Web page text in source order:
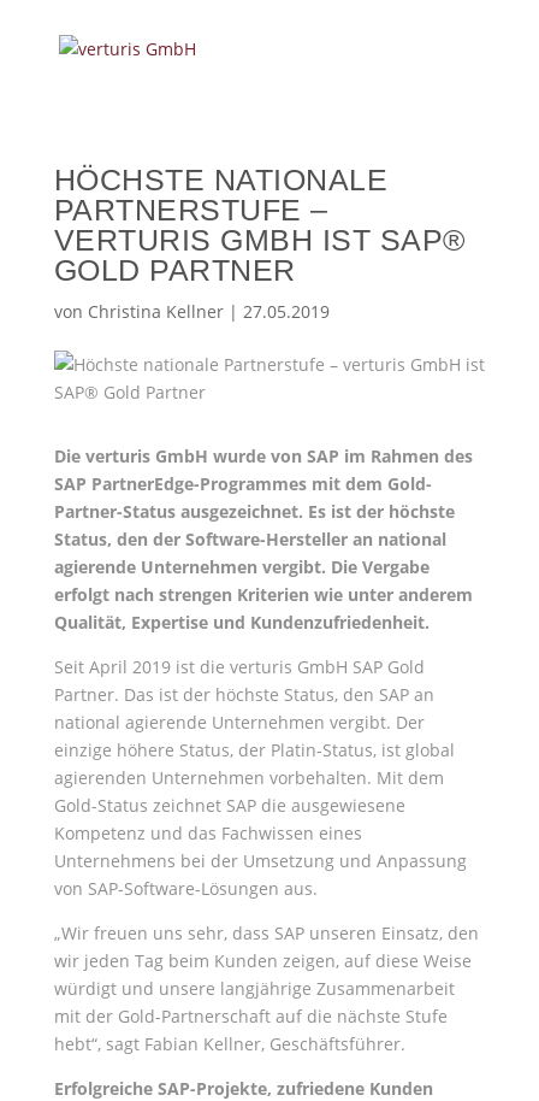
HÖCHSTE NATIONALE
PARTNERSTUFE –
VERTURIS GMBH IST SAP®
GOLD PARTNER
von Christina Kellner| 27.05.2019
Die verturis GmbH wurde von SAP im Rahmen des
SAP PartnerEdge-Programmes mit dem Gold-
Partner-Status ausgezeichnet. Es ist der höchste
Status, den der Software-Hersteller an national
agierende Unternehmen vergibt. Die Vergabe
erfolgt nach strengen Kriterien wie unter anderem
Qualität, Expertise und Kundenzufriedenheit.
Seit April 2019 ist die verturis GmbH SAP Gold
Partner. Das ist der höchste Status, den SAP an
national agierende Unternehmen vergibt. Der
einzige höhere Status, der Platin-Status, ist global
agierenden Unternehmen vorbehalten. Mit dem
Gold-Status zeichnet SAP die ausgewiesene
Kompetenz und das Fachwissen eines
Unternehmens bei der Umsetzung und Anpassung
von SAP-Software-Lösungen aus.
„Wir freuen uns sehr, dass SAP unseren Einsatz, den
wir jeden Tag beim Kunden zeigen, auf diese Weise
würdigt und unsere langjährige Zusammenarbeit
mit der Gold-Partnerschaft auf die nächste Stufe
hebt“, sagt Fabian Kellner, Geschäftsführer.
Erfolgreiche SAP-Projekte, zufriedene Kunden